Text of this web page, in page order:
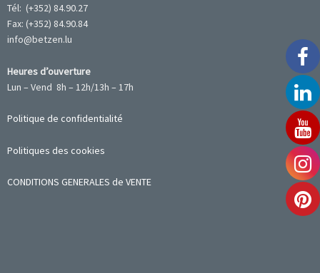
Tél: (+352) 84.90.27
Fax: (+352) 84.90.84
info@betzen.lu
Heures d’ouverture
Lun – Vend 8h – 12h/13h – 17h
Politique de confidentialité
Politiques des cookies
CONDITIONS GENERALES de VENTE